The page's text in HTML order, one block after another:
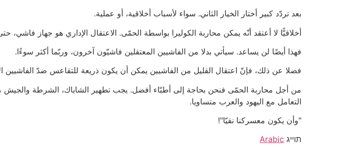
بعد تردّد كبير أختار الخيار الثاني. سواء لأسباب أخلاقية، أو عملية.
أخلاقيًّا لا أعتقد أنّه يمكن محاربة الكوليرا بواسطة الحمّى. الاعتقال الإداري هو جهاز فاشي،
فهذا أيضًا لن يساعد. سيأتي بدلا من الفاشيين المعتقلين فاشيّون آخرون، وربّما أكثر سوءًا.
فضلا عن ذلك، فإنّ اعتقال القليل من الفاشيين يمكن أن يكون ذريعة للتقاعس ضدّ الفاشيين
من أجل محاربة الحمّى فنحن بحاجة إلى أطبّاء أفضل. يجب تطهير الشاباك، الشرطة والجيش
التعامل مع اليهود والعرب متساويا.
"وأن يكون معسركنا نقيّا"!
תוייג Arabic